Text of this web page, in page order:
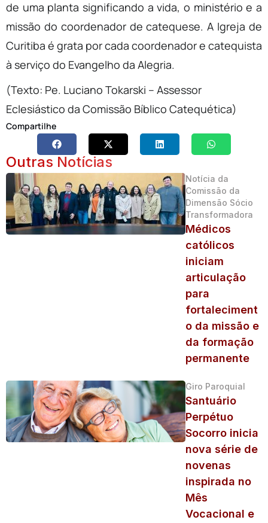
de uma planta significando a vida, o ministério e a
missão do coordenador de catequese. A Igreja de
Curitiba é grata por cada coordenador e catequista
à serviço do Evangelho da Alegria.
(Texto: Pe. Luciano Tokarski – Assessor
Eclesiástico da Comissão Bíblico Catequética)
Compartilhe
Outras Notícias
Notícia da
Comissão da
Dimensão Sócio
Transformadora
Médicos
católicos
iniciam
articulação
para
fortaleciment
o da missão e
da formação
permanente
Giro Paroquial
Santuário
Perpétuo
Socorro inicia
nova série de
novenas
inspirada no
Mês
Vocacional e